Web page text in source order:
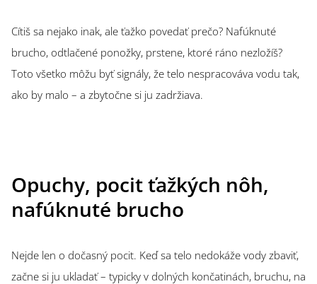
Cítiš sa nejako inak, ale ťažko povedať prečo? Nafúknuté
brucho, odtlačené ponožky, prstene, ktoré ráno nezložíš?
Toto všetko môžu byť signály, že telo nespracováva vodu tak,
ako by malo – a zbytočne si ju zadržiava.
Opuchy, pocit ťažkých nôh,
nafúknuté brucho
Nejde len o dočasný pocit. Keď sa telo nedokáže vody zbaviť,
začne si ju ukladať – typicky v dolných končatinách, bruchu, na